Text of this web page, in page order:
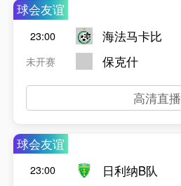
球会友谊
23:00
未开赛
海法马卡比
保克什
高清直播
球会友谊
23:00
日利纳B队